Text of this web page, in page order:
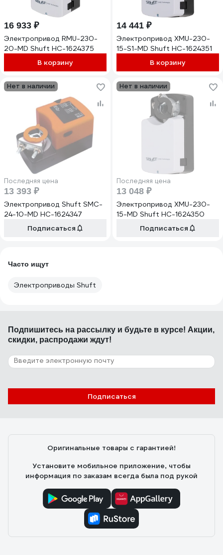
16 933 ₽
Электропривод RMU-230-
20-MD Shuft НС-1624375
В корзину
14 441 ₽
Электропривод XMU-230-
15-S1-MD Shuft НС-1624351
В корзину
Нет в наличии
Последняя цена
13 393 ₽
Электропривод Shuft SMC-
24-10-MD НС-1624347
Подписаться
Нет в наличии
Последняя цена
13 048 ₽
Электропривод XMU-230-
15-MD Shuft НС-1624350
Подписаться
Часто ищут
Электроприводы Shuft
Подпишитесь на рассылку и будьте в курсе! Акции,
скидки, распродажи ждут!
Подписаться
Оригинальные товары с гарантией!
Установите мобильное приложение, чтобы
информация по заказам всегда была под рукой